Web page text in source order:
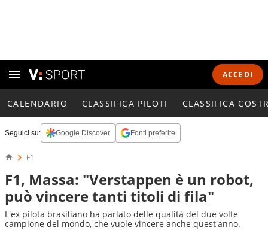
ACCEDI
CALENDARIO CLASSIFICA PILOTI CLASSIFICA
Seguici su: Google Discover Fonti preferite
F1
F1, Massa: "Verstappen è un robot,
può vincere tanti titoli di fila"
L'ex pilota brasiliano ha parlato delle qualità del due volte
campione del mondo, che vuole vincere anche quest'anno.